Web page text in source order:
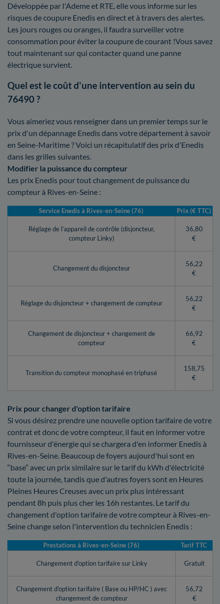
Développée par l'Ademe et RTE, elle vous informe sur les
risques de coupure Enedis en direct et à travers des alertes.
Les jours rouges ou oranges, il faudra surveiller votre
consommation pour éviter la coupure de courant !Vous savez
tout maintenant sur qui contacter quand une panne
électrique survient.
Quel est le coût d'une intervention au sein du
76490 ?
Vous aimeriez vous renseigner dans un premier temps sur le
prix d'un dépannage Enedis dans votre département à savoir
en Seine-Maritime ? Voici un récapitulatif des prix d'Enedis
dans les grilles suivantes.
Modifier la puissance du compteur
Les prix Enedis pour tout changement de puissance du
compteur à Rives-en-Seine :
Service Enedis à Rives-en-Seine (76) Prix (€ TTC)
Réglage de l’appareil de contrôle (disjoncteur,
compteur Linky)
36,80
€
Changement du disjoncteur
56,22
€
Réglage du disjoncteur + changement de compteur
56,22
€
Changement de disjoncteur + changement de
compteur
66,92
€
Transition du compteur monophasé en triphasé
158,75
€
Prix pour changer d'option tarifaire
Si vous désirez prendre une nouvelle option tarifaire de votre
contrat et donc de votre compteur, il faut en informer votre
fournisseur d'énergie qui se chargera d'en informer Enedis à
Rives-en-Seine. Beaucoup de foyers aujourd'hui sont en
“base” avec un prix similaire sur le tarif du kWh d'électricité
toute la journée, tandis que d'autres foyers sont en Heures
Pleines Heures Creuses avec un prix plus intéressant
pendant 8h puis plus cher les 16h restantes. Le tarif du
changement d'option tarifaire de votre compteur à Rives-en-
Seine change selon l'intervention du technicien Enedis :
Prestations à Rives-en-Seine (76) Tarif TTC
Changement d'option tarifaire sur Linky Gratuit
Changement d'option tarifaire ( Base ou HP/HC ) avec
changement de compteur
56,72
€